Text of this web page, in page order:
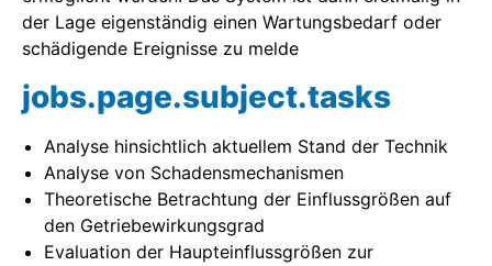
Home
der Lage eigenständig einen Wartungsbedarf oder
schädigende Ereignisse zu melde
jobs.page.subject.tasks
Analyse hinsichtlich aktuellem Stand der Technik
Analyse von Schadensmechanismen
Theoretische Betrachtung der Einflussgrößen auf
den Getriebewirkungsgrad
Evaluation der Haupteinflussgrößen zur